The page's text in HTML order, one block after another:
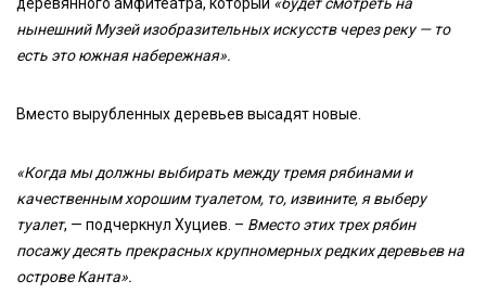
деревянного амфитеатра, который «будет смотреть на
нынешний Музей изобразительных искусств через реку — то
есть это южная набережная».
Вместо вырубленных деревьев высадят новые.
«Когда мы должны выбирать между тремя рябинами и
качественным хорошим туалетом, то, извините, я выберу
туалет, — подчеркнул Хуциев. – Вместо этих трех рябин
посажу десять прекрасных крупномерных редких деревьев на
острове Канта».